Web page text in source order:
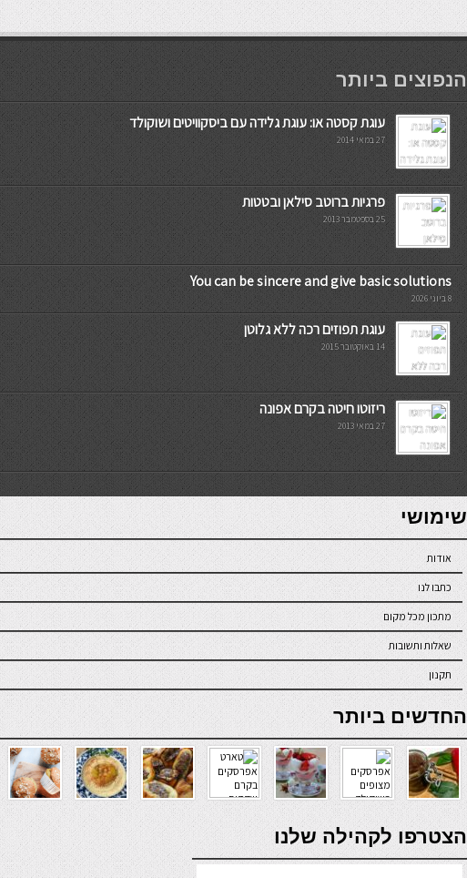
мостбет кг
הנפוצים ביותר
עוגת קסטה או: עוגת גלידה עם ביסקוויטים ושוקולד
27 במאי 2014
פרגיות ברוטב סילאן ובטטות
25 בספטמבר 2013
You can be sincere and give basic solutions
8 ביוני 2026
עוגת תפוזים רכה ללא גלוטן
14 באוקטובר 2015
ריזוטו חיטה בקרם אפונה
27 במאי 2013
7slots
seriöse online casinos österreich
שימושי
אודות
כתבו לנו
מתכון מכל מקום
שאלות ותשובות
תקנון
online casino
החדשים ביותר
verde casino
הצטרפו לקהילה שלנו